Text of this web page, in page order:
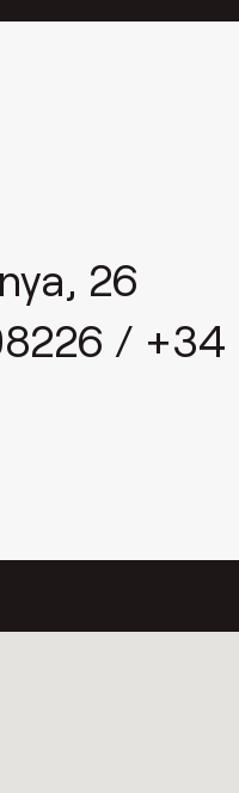
26
/ +34